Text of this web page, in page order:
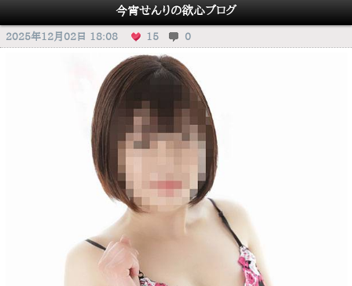
今宵せんりの欲心ブログ
2025年12月02日 18:08 15 0